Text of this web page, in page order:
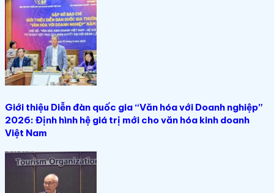
Giới thiệu Diễn đàn quốc gia “Văn hóa với Doanh nghiệp”
2026: Định hình hệ giá trị mới cho văn hóa kinh doanh
Việt Nam